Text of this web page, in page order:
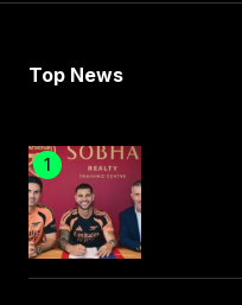
Top News